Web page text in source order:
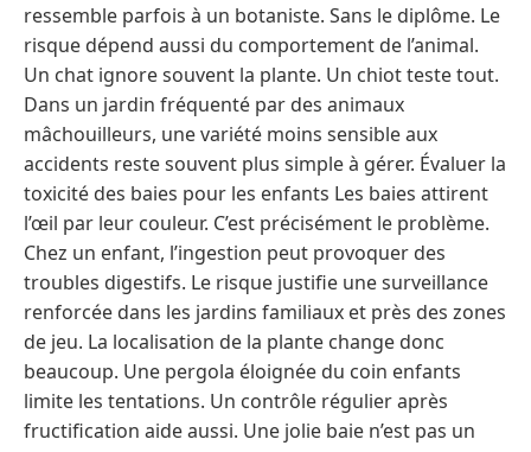
ressemble parfois à un botaniste. Sans le diplôme. Le
risque dépend aussi du comportement de l’animal.
Un chat ignore souvent la plante. Un chiot teste tout.
Dans un jardin fréquenté par des animaux
mâchouilleurs, une variété moins sensible aux
accidents reste souvent plus simple à gérer. Évaluer la
toxicité des baies pour les enfants Les baies attirent
l’œil par leur couleur. C’est précisément le problème.
Chez un enfant, l’ingestion peut provoquer des
troubles digestifs. Le risque justifie une surveillance
renforcée dans les jardins familiaux et près des zones
de jeu. La localisation de la plante change donc
beaucoup. Une pergola éloignée du coin enfants
limite les tentations. Un contrôle régulier après
fructification aide aussi. Une jolie baie n’est pas un